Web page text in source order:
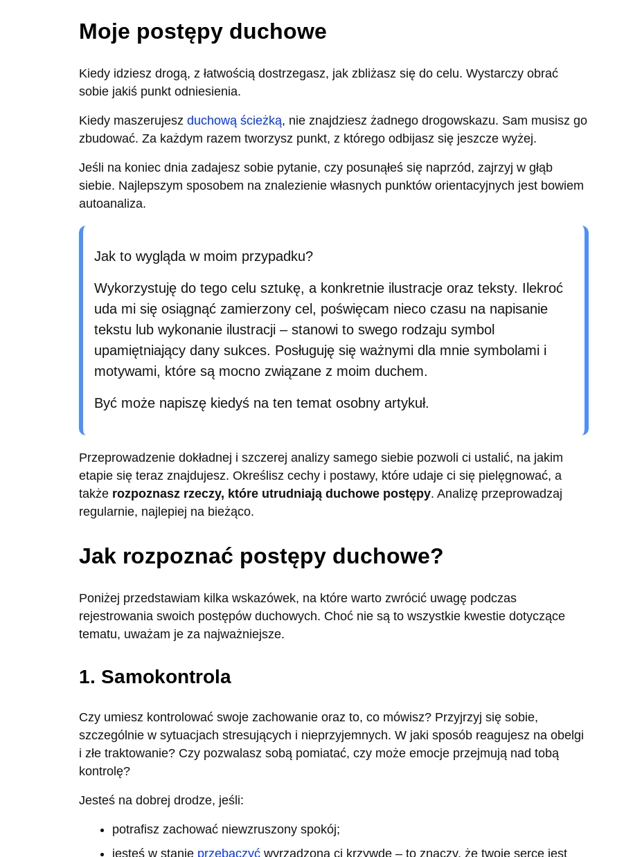
Moje postępy duchowe
Kiedy idziesz drogą, z łatwością dostrzegasz, jak zbliżasz się do celu. Wystarczy obrać
sobie jakiś punkt odniesienia.
Kiedy maszerujesz duchową ścieżką, nie znajdziesz żadnego drogowskazu. Sam musisz go
zbudować. Za każdym razem tworzysz punkt, z którego odbijasz się jeszcze wyżej.
Jeśli na koniec dnia zadajesz sobie pytanie, czy posunąłeś się naprzód, zajrzyj w głąb
siebie. Najlepszym sposobem na znalezienie własnych punktów orientacyjnych jest bowiem
autoanaliza.
Jak to wygląda w moim przypadku?
Wykorzystuję do tego celu sztukę, a konkretnie ilustracje oraz teksty. Ilekroć
uda mi się osiągnąć zamierzony cel, poświęcam nieco czasu na napisanie
tekstu lub wykonanie ilustracji – stanowi to swego rodzaju symbol
upamiętniający dany sukces. Posługuję się ważnymi dla mnie symbolami i
motywami, które są mocno związane z moim duchem.
Być może napiszę kiedyś na ten temat osobny artykuł.
Przeprowadzenie dokładnej i szczerej analizy samego siebie pozwoli ci ustalić, na jakim
etapie się teraz znajdujesz. Określisz cechy i postawy, które udaje ci się pielęgnować, a
także rozpoznasz rzeczy, które utrudniają duchowe postępy. Analizę przeprowadzaj
regularnie, najlepiej na bieżąco.
Jak rozpoznać postępy duchowe?
Poniżej przedstawiam kilka wskazówek, na które warto zwrócić uwagę podczas
rejestrowania swoich postępów duchowych. Choć nie są to wszystkie kwestie dotyczące
tematu, uważam je za najważniejsze.
1. Samokontrola
Czy umiesz kontrolować swoje zachowanie oraz to, co mówisz? Przyjrzyj się sobie,
szczególnie w sytuacjach stresujących i nieprzyjemnych. W jaki sposób reagujesz na obelgi
i złe traktowanie? Czy pozwalasz sobą pomiatać, czy może emocje przejmują nad tobą
kontrolę?
Jesteś na dobrej drodze, jeśli:
potrafisz zachować niewzruszony spokój;
jesteś w stanie przebaczyć wyrządzoną ci krzywdę – to znaczy, że twoje serce jest